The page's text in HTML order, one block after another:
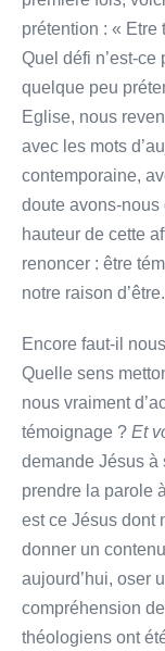
prétention : « Etre
Quel défi n’est-
quelque peu
Eglise, nous
avec les mots
contemporaine,
doute avons-nous
hauteur de cette
renoncer : être
notre raison d’être.
Encore faut-il
Quelle sens
nous vraiment
témoignage ? Et
demande Jésus à
prendre la parole
est ce Jésus dont
donner un
aujourd’hui, oser
compréhension
théologiens ont